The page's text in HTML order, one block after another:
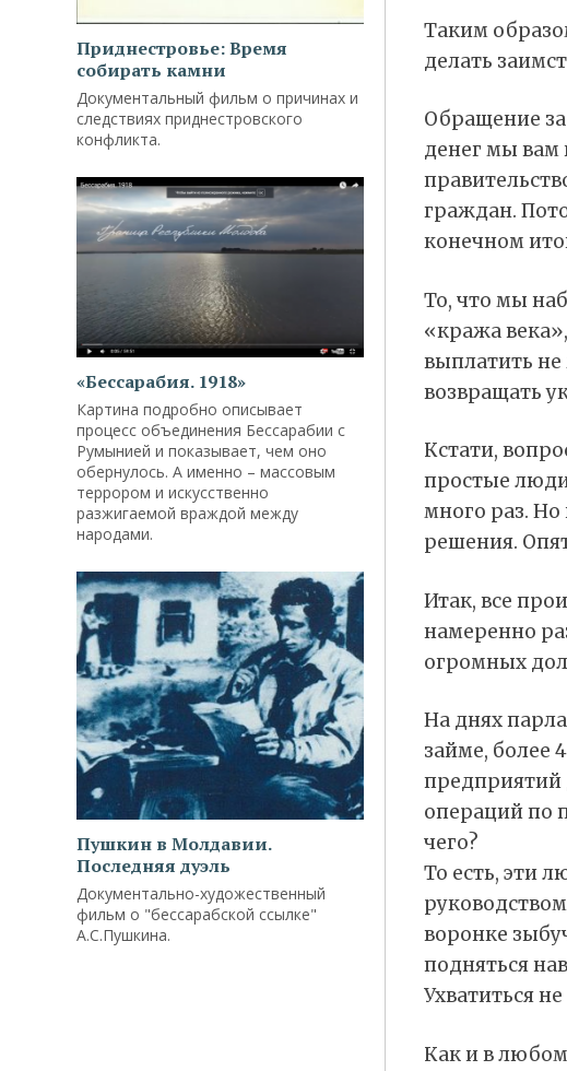
Приднестровье: Время
собирать камни
Документальный фильм о причинах и
следствиях приднестровского
конфликта.
«Бессарабия. 1918»
Картина подробно описывает
процесс объединения Бессарабии с
Румынией и показывает, чем оно
обернулось. А именно – массовым
террором и искусственно
разжигаемой враждой между
народами.
Пушкин в Молдавии.
Последняя дуэль
Документально-художественный
фильм о "бессарабской ссылке"
А.С.Пушкина.
Таким
делать
Обращение
денег мы вам
граждан.
конечном
То, что мы
«кража
выплатить не
возвращать
Кстати,
простые
много раз.
решения.
Итак, все
намеренно
огромных
На днях
займе, более
предприятий
операций по
чего?
То есть, эти
воронке
подняться
Ухватиться не
Как и в любом